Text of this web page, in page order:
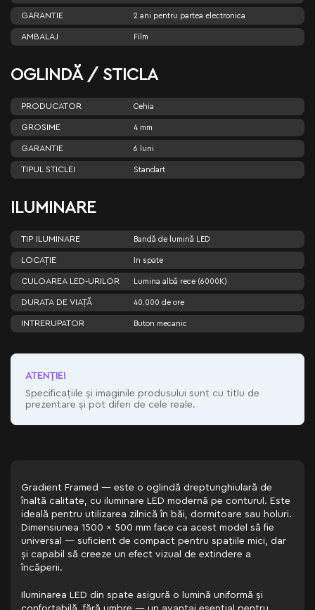
GARANTIE 2 ani pentru partea electronica
AMBALAJ Film
OGLINDĂ / STICLA
PRODUCATOR Cehia
GROSIME 4 mm
GARANTIE 6 luni
TIPUL STICLEI Standart
ILUMINARE
TIP ILUMINARE Bandă de lumină LED
LOCAȚIE In spate
CULOAREA LED-URILOR Lumina albă rece (6000K)
DURATA DE VIAȚĂ 40.000 de ore
INTRERUPATOR Buton mecanic
ATENŢIE!
Specificațiile și imaginile produsului sunt cu titlu de
prezentare și pot diferi de cele reale.
Gradient Framed — este o oglindă dreptunghiulară de
înaltă calitate, cu iluminare LED modernă pe conturul. Este
ideală pentru utilizarea zilnică în băi, dormitoare sau holuri.
Dimensiunea 1500 x 500 mm face ca acest model să fie
universal — suficient de compact pentru spațiile mici, dar
și capabil să creeze un efect vizual de extindere a
încăperii.
Iluminarea LED din spate asigură o lumină uniformă și